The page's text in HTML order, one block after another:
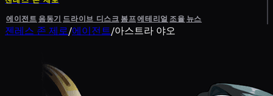
에이전트 음동기 드라이브 디스크 봄프에테리얼 조율 뉴스
젠레스 존 제로/에이전트/아스트라 야오